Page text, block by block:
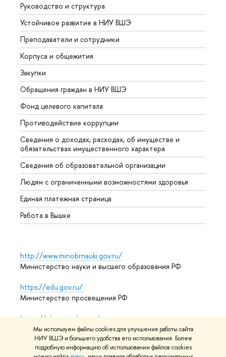
Мы используем файлы cookies для улучшения работы сайта
НИУ ВШЭ и большего удобства его использования. Более
подробную информацию об использовании файлов cookies
Руководство и структура
Устойчивое развитие в НИУ ВШЭ
Преподаватели и сотрудники
Корпуса и общежития
Закупки
Обращения граждан в НИУ ВШЭ
Фонд целевого капитала
Противодействие коррупции
Сведения о доходах, расходах, об имуществе и
обязательствах имущественного характера
Сведения об образовательной организации
Людям с ограниченными возможностями здоровья
Единая платежная страница
Работа в Вышке
http://www.minobrnauki.gov.ru/
Министерство науки и высшего образования РФ
https://edu.gov.ru/
Министерство просвещения РФ
https://elearning.hse.ru/mooc
Массовые открытые онлайн-курсы